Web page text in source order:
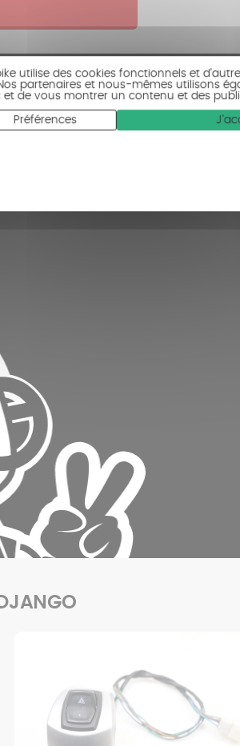
utilise des cookies fonctionnels et
partenaires et nous-mêmes utilisons
et de vous montrer un contenu et des
Préférences